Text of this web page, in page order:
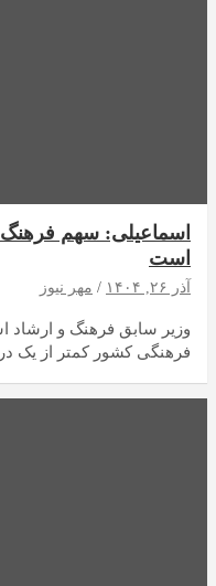
اسماعیلی: سهم
است
آذر ۲۶, ۱۴۰۴ مهر نیوز
وزیر سابق فرهنگ و ارشاد
فرهنگی کشور کمتر از یک